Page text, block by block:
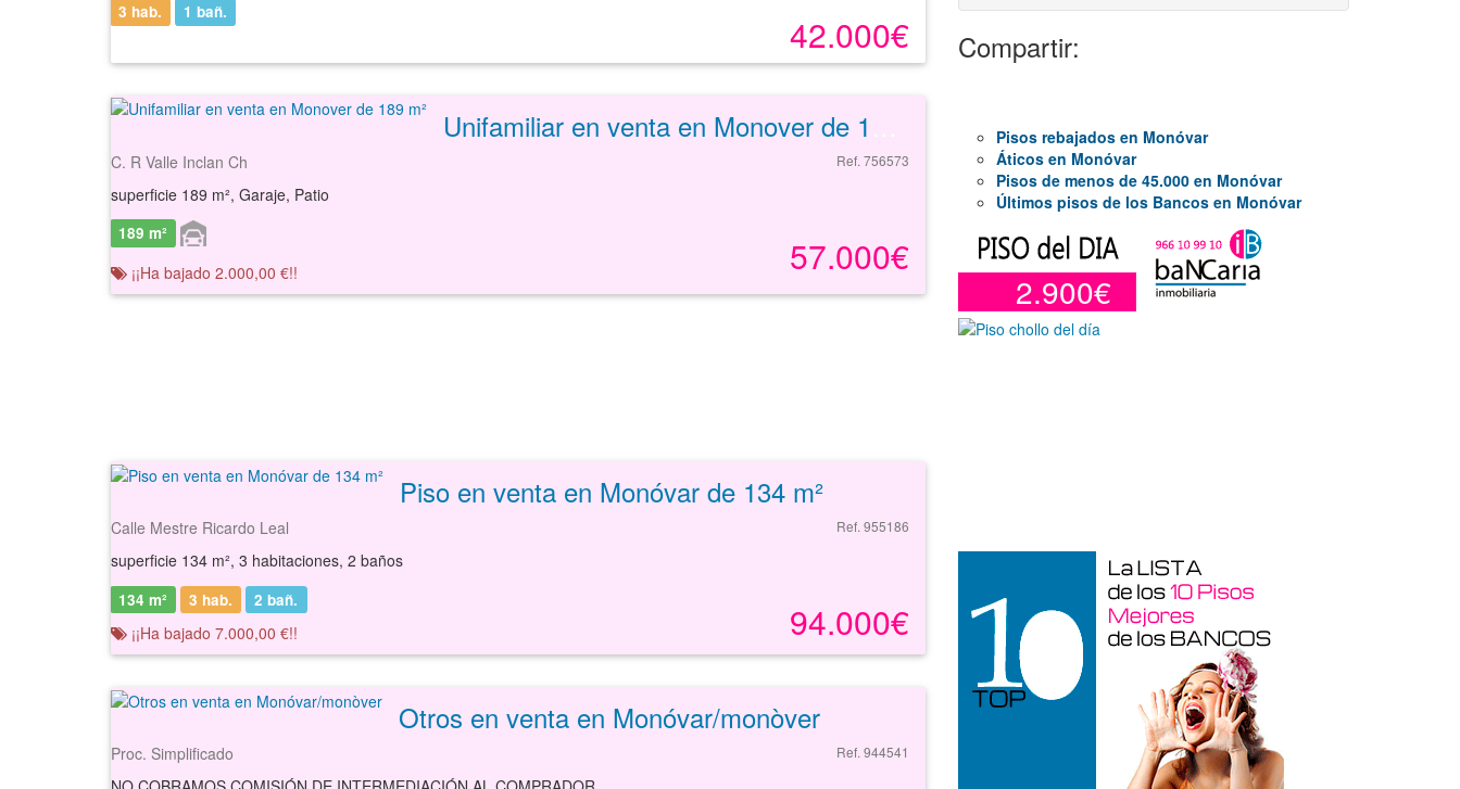
42.000€
3 hab. 1 bañ.
C. R Valle Inclan Ch Ref. 756573
superficie 189 m², Garaje, Patio
57.000€
189 m²
¡¡Ha bajado 2.000,00 €!!
Piso en venta en Monóvar de 134 m²
Calle Mestre Ricardo Leal Ref. 955186
superficie 134 m², 3 habitaciones, 2 baños
94.000€
134 m² 3 hab. 2 bañ.
¡¡Ha bajado 7.000,00 €!!
Otros en venta en Monóvar/monòver
Proc. Simplificado Ref. 944541
Compartir:
Pisos rebajados en Monóvar
Áticos en Monóvar
Pisos de menos de 45.000 en Monóvar
Últimos pisos de los Bancos en Monóvar
2.900€